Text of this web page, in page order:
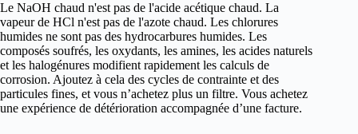
Le NaOH chaud n'est pas de l'acide acétique chaud. La
vapeur de HCl n'est pas de l'azote chaud. Les chlorures
humides ne sont pas des hydrocarbures humides. Les
composés soufrés, les oxydants, les amines, les acides naturels
et les halogénures modifient rapidement les calculs de
corrosion. Ajoutez à cela des cycles de contrainte et des
particules fines, et vous n’achetez plus un filtre. Vous achetez
une expérience de détérioration accompagnée d’une facture.